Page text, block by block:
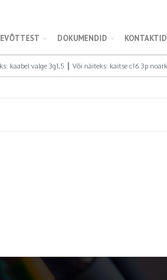
DOKUMENDID KONTAKTID